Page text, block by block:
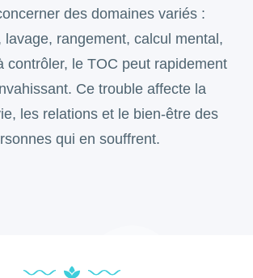
des domaines variés :
lavage, rangement, calcul mental,
contrôler, le TOC peut rapidement
Ce trouble affecte la
les relations et le bien-être des
qui en souffrent.